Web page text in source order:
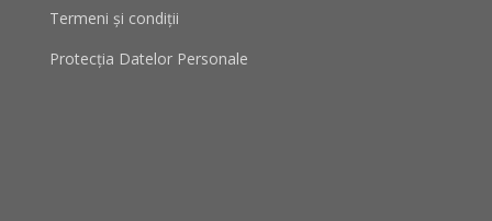
Termeni și condiții
Protecţia Datelor Personale